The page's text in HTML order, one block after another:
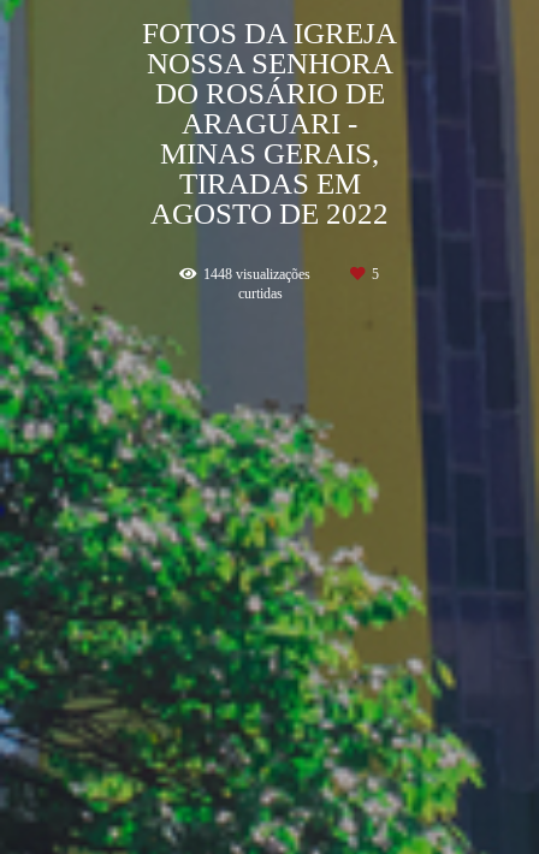
FOTOS DA IGREJA
NOSSA SENHORA
DO ROSÁRIO DE
ARAGUARI -
MINAS GERAIS,
TIRADAS EM
AGOSTO DE 2022
1448visualizações
5
curtidas